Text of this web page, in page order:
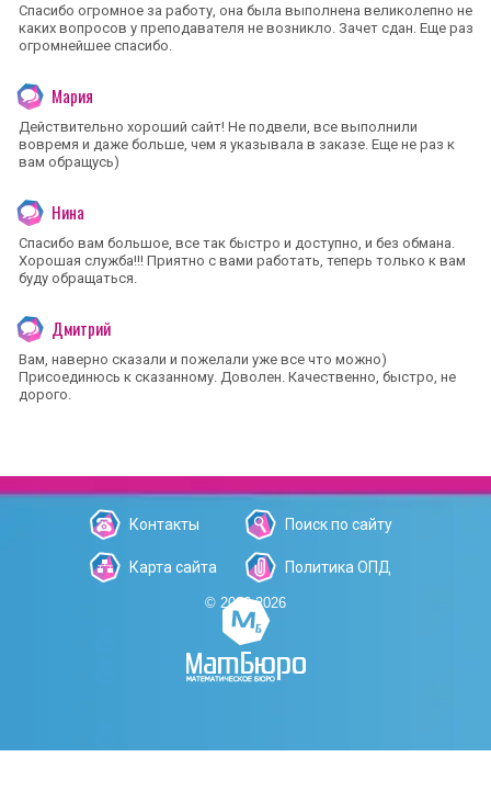
Спасибо огромное за работу, она была выполнена великолепно не
каких вопросов у преподавателя не возникло. Зачет сдан. Еще раз
огромнейшее спасибо.
Мария
Действительно хороший сайт! Не подвели, все выполнили
вовремя и даже больше, чем я указывала в заказе. Еще не раз к
вам обращусь)
Нина
Спасибо вам большое, все так быстро и доступно, и без обмана.
Хорошая служба!!! Приятно с вами работать, теперь только к вам
буду обращаться.
Дмитрий
Вам, наверно сказали и пожелали уже все что можно)
Присоединюсь к сказанному. Доволен. Качественно, быстро, не
дорого.
Контакты Поиск по сайту
Карта сайта Политика ОПД
© 2006-2026